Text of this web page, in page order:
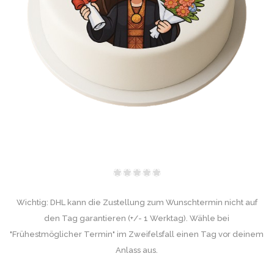
Wichtig: DHL kann die Zustellung zum Wunschtermin nicht auf
den Tag garantieren (+/- 1 Werktag). Wähle bei
"Frühestmöglicher Termin" im Zweifelsfall einen Tag vor deinem
Anlass aus.